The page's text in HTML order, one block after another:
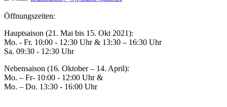
Öffnungszeiten:
Hauptsaison (21. Mai bis 15. Okt 2021):
Mo. - Fr. 10:00 - 12:30 Uhr & 13:30 – 16:30 Uhr
Sa. 09:30 - 12:30 Uhr
Nebensaison (16. Oktober – 14. April):
Mo. – Fr- 10:00 - 12:00 Uhr &
Mo. – Do. 13:30 - 16:00 Uhr